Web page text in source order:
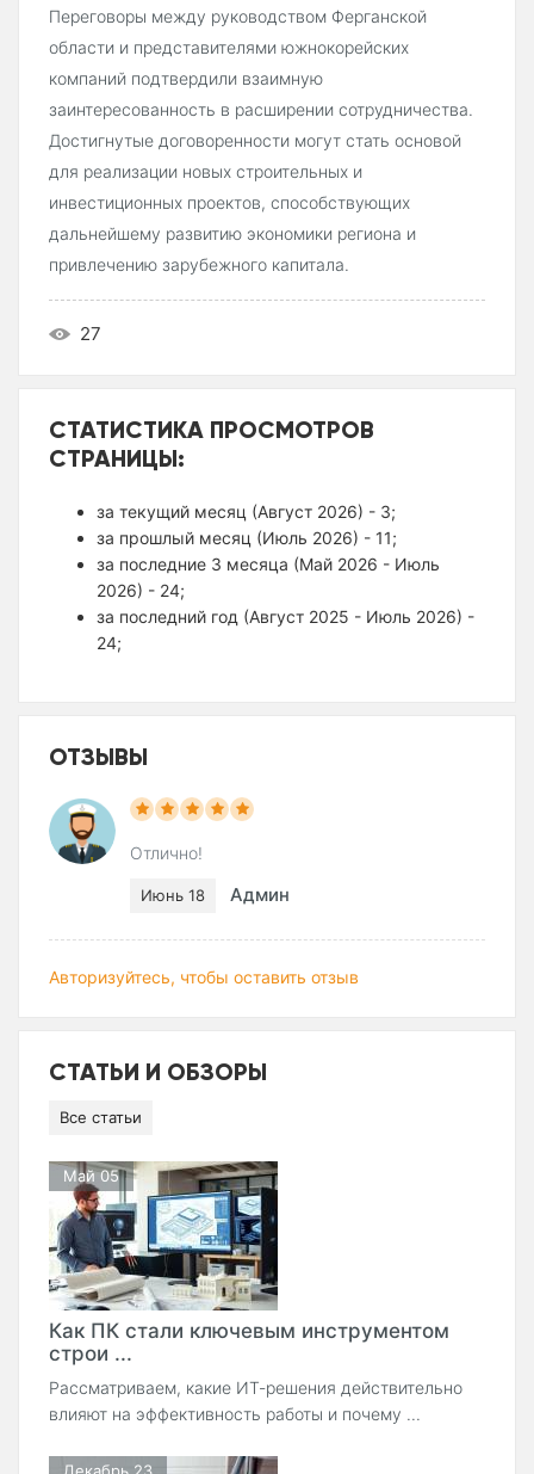
Переговоры между руководством Ферганской
области и представителями южнокорейских
компаний подтвердили взаимную
заинтересованность в расширении сотрудничества.
Достигнутые договоренности могут стать основой
для реализации новых строительных и
инвестиционных проектов, способствующих
дальнейшему развитию экономики региона и
привлечению зарубежного капитала.
27
СТАТИСТИКА ПРОСМОТРОВ
СТРАНИЦЫ:
за текущий месяц (Август 2026) - 3;
за прошлый месяц (Июль 2026) - 11;
за последние 3 месяца (Май 2026 - Июль
2026) - 24;
за последний год (Август 2025 - Июль 2026) -
24;
ОТЗЫВЫ
Отлично!
Июнь 18 Админ
Авторизуйтесь, чтобы оставить отзыв
СТАТЬИ И ОБЗОРЫ
Все статьи
Май 05
Как ПК стали ключевым инструментом
строи ...
Рассматриваем, какие ИТ-решения действительно
влияют на эффективность работы и почему ...
Декабрь 23